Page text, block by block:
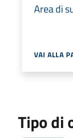
Area di
VAI ALLA
Tipo di